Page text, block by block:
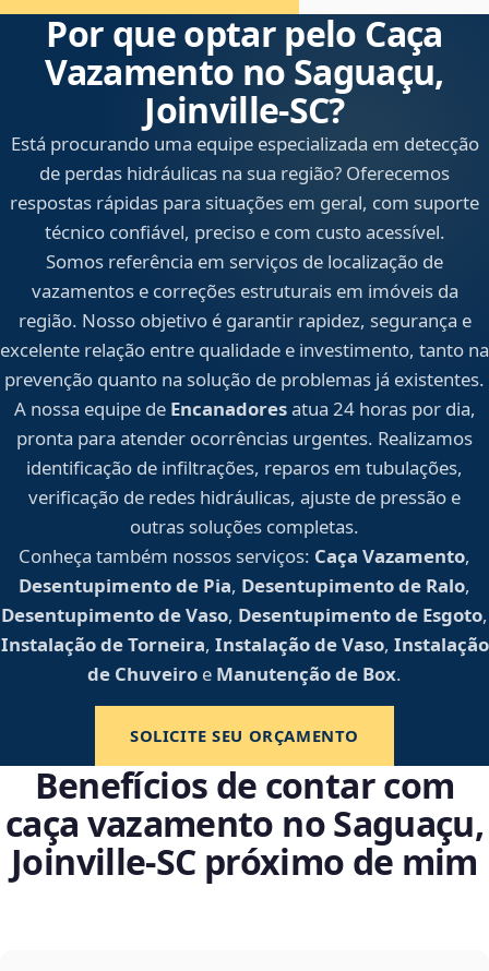
Por que optar pelo Caça
Vazamento no Saguaçu,
Joinville‑SC?
Está procurando uma equipe especializada em detecção
de perdas hidráulicas na sua região? Oferecemos
respostas rápidas para situações em geral, com suporte
técnico confiável, preciso e com custo acessível.
Somos referência em serviços de localização de
vazamentos e correções estruturais em imóveis da
região. Nosso objetivo é garantir rapidez, segurança e
excelente relação entre qualidade e investimento, tanto na
prevenção quanto na solução de problemas já existentes.
A nossa equipe de Encanadoresatua 24 horas por dia,
pronta para atender ocorrências urgentes. Realizamos
identificação de infiltrações, reparos em tubulações,
verificação de redes hidráulicas, ajuste de pressão e
outras soluções completas.
Conheça também nossos serviços: Caça Vazamento,
Desentupimento de Pia, Desentupimento de Ralo,
Desentupimento de Vaso, Desentupimento de Esgoto,
Instalação de Torneira, Instalação de Vaso, Instalação
de Chuveiro e Manutenção de Box.
SOLICITE SEU ORÇAMENTO
Benefícios de contar com
caça vazamento no Saguaçu,
Joinville‑SC próximo de mim